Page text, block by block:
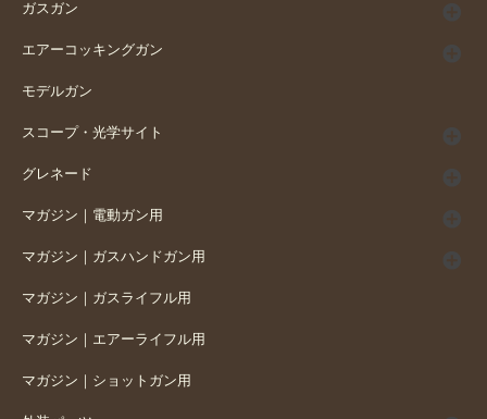
ガスガン
エアーコッキングガン
モデルガン
スコープ・光学サイト
グレネード
マガジン｜電動ガン用
マガジン｜ガスハンドガン用
マガジン｜ガスライフル用
マガジン｜エアーライフル用
マガジン｜ショットガン用